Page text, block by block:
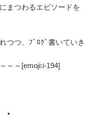
まつわるエピソードを
つつ、ﾌﾞﾛｸﾞ書いていき
～～[emoji:i-194]